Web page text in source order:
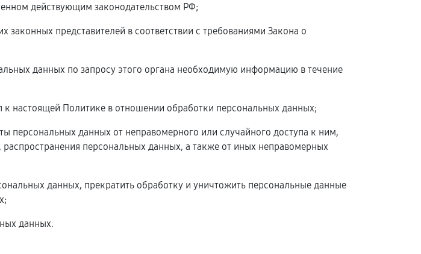
действующим законодательством РФ;
представителей в соответствии с требованиями Закона о
данных по запросу этого органа необходимую информацию в течение
настоящей Политике в отношении обработки персональных данных;
персональных данных от неправомерного или случайного доступа к ним,
персональных данных, а также от иных неправомерных
данных, прекратить обработку и уничтожить персональные данные
данных.